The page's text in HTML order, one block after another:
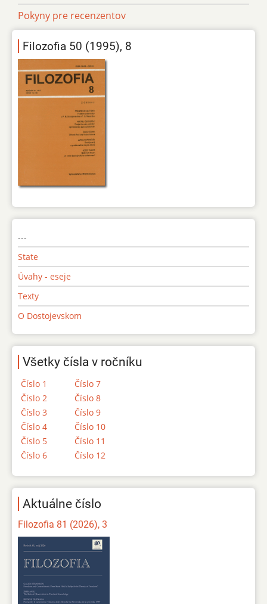
Pokyny pre recenzentov
Filozofia 50 (1995), 8
---
State
Úvahy - eseje
Texty
O Dostojevskom
Všetky čísla v ročníku
Číslo 1
Číslo 2
Číslo 3
Číslo 4
Číslo 5
Číslo 6
Číslo 7
Číslo 8
Číslo 9
Číslo 10
Číslo 11
Číslo 12
Aktuálne číslo
Filozofia 81 (2026), 3